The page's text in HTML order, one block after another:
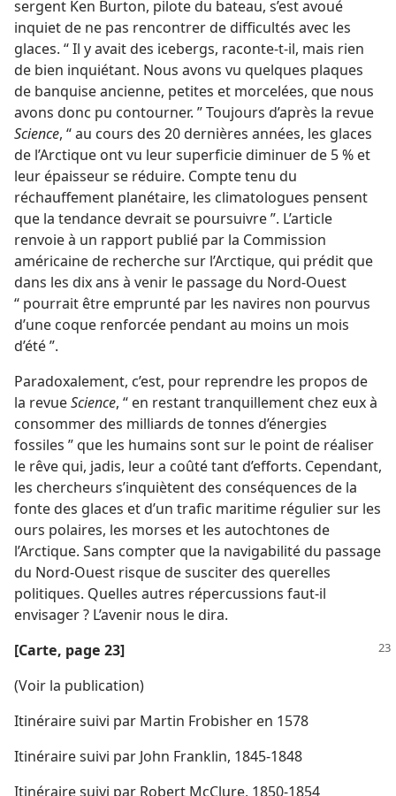
sergent Ken Burton, pilote du bateau, s’est avoué
inquiet de ne pas rencontrer de difficultés avec les
glaces. “ Il y avait des icebergs, raconte-​t-​il, mais rien
de bien inquiétant. Nous avons vu quelques plaques
de banquise ancienne, petites et morcelées, que nous
avons donc pu contourner. ” Toujours d’après la revue
Science, “ au cours des 20 dernières années, les glaces
de l’Arctique ont vu leur superficie diminuer de 5 % et
leur épaisseur se réduire. Compte tenu du
réchauffement planétaire, les climatologues pensent
que la tendance devrait se poursuivre ”. L’article
renvoie à un rapport publié par la Commission
américaine de recherche sur l’Arctique, qui prédit que
dans les dix ans à venir le passage du Nord-Ouest
“ pourrait être emprunté par les navires non pourvus
d’une coque renforcée pendant au moins un mois
d’été ”.
Paradoxalement, c’est, pour reprendre les propos de
la revueScience, “ en restant tranquillement chez eux à
consommer des milliards de tonnes d’énergies
fossiles ” que les humains sont sur le point de réaliser
le rêve qui, jadis, leur a coûté tant d’efforts. Cependant,
les chercheurs s’inquiètent des conséquences de la
fonte des glaces et d’un trafic maritime régulier sur les
ours polaires, les morses et les autochtones de
l’Arctique. Sans compter que la navigabilité du passage
du Nord-Ouest risque de susciter des querelles
politiques. Quelles autres répercussions faut-​il
envisager ? L’avenir nous le dira.
[Carte, page 23]
(Voir la publication)
Itinéraire suivi par Martin Frobisher en 1578
Itinéraire suivi par John Franklin, 1845-​1848
Itinéraire suivi par Robert McClure, 1850-​1854